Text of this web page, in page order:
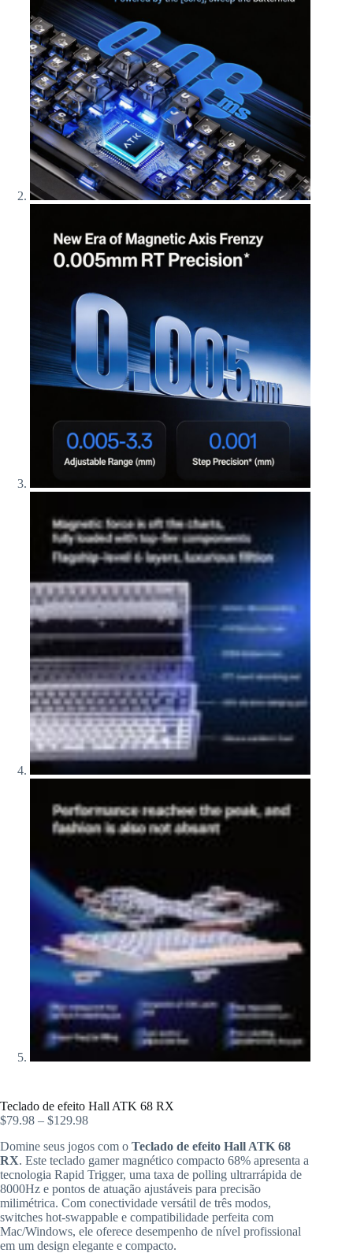
Teclado de efeito Hall ATK 68 RX
$79.98 – $129.98
Domine seus jogos com o Teclado de efeito Hall ATK 68
RX. Este teclado gamer magnético compacto 68% apresenta a
tecnologia Rapid Trigger, uma taxa de polling ultrarrápida de
8000Hz e pontos de atuação ajustáveis para precisão
milimétrica. Com conectividade versátil de três modos,
switches hot-swappable e compatibilidade perfeita com
Mac/Windows, ele oferece desempenho de nível profissional
em um design elegante e compacto.